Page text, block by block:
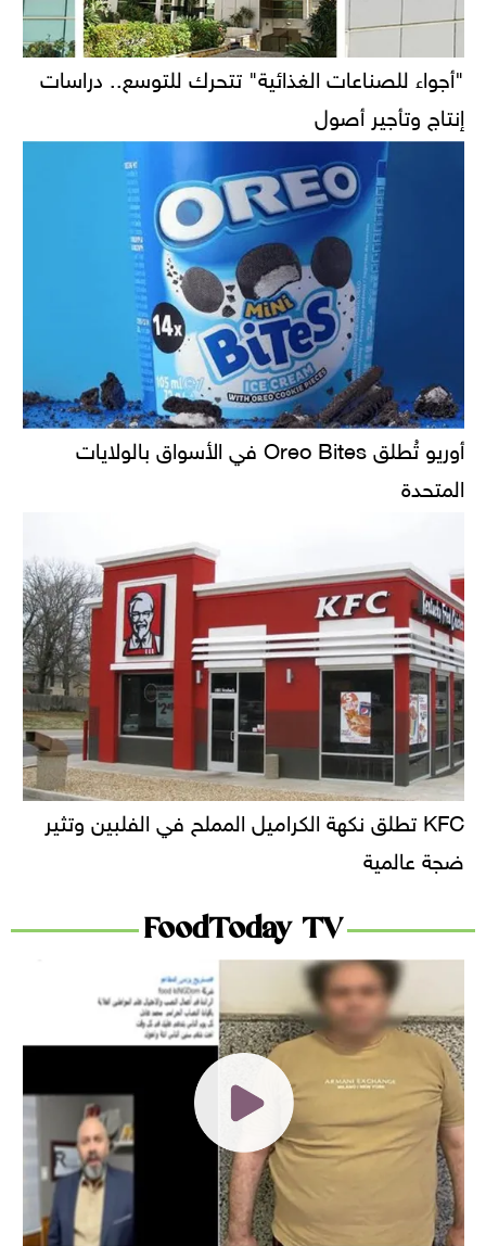
"أجواء للصناعات الغذائية" تتحرك للتوسع.. دراسات
إنتاج وتأجير أصول
أوريو تُطلق Oreo Bites في الأسواق بالولايات
المتحدة
KFC تطلق نكهة الكراميل المملح في الفلبين وتثير
ضجة عالمية
FoodToday TV